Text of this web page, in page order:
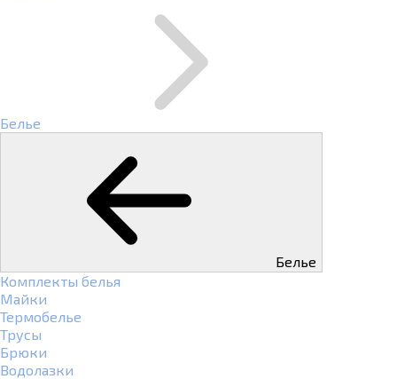
Белье
Белье
Комплекты белья
Майки
Термобелье
Трусы
Брюки
Водолазки